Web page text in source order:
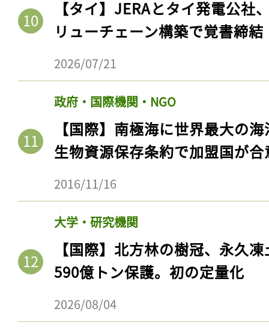
【タイ】JERAとタイ発電公社
リューチェーン構築で覚書締結
2026/07/21
政府・国際機関・NGO
【国際】南極海に世界最大の
生物資源保存条約で加盟国が合
2016/11/16
大学・研究機関
【国際】北方林の樹冠、永久
590億トン保護。初の定量化
2026/08/04
記事をお気に入りに
ログイン